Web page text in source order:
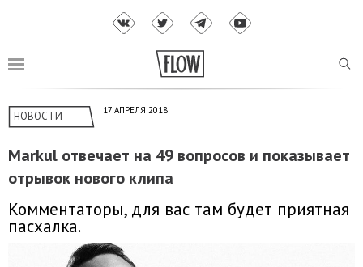
НОВОСТИ 17 АПРЕЛЯ 2018
Markul отвечает на 49 вопросов и показывает
отрывок нового клипа
Комментаторы, для вас там будет приятная
пасхалка.